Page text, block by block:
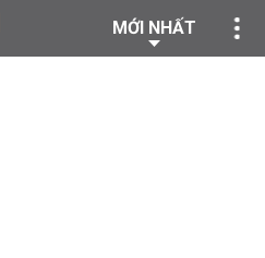
MỚI NHẤT